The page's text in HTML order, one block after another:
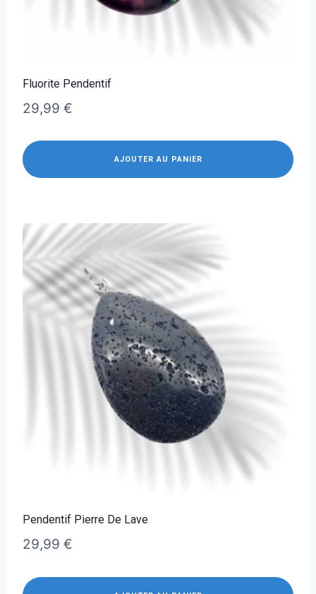
Fluorite Pendentif
29,99 €
AJOUTER AU PANIER
Pendentif Pierre De Lave
29,99 €